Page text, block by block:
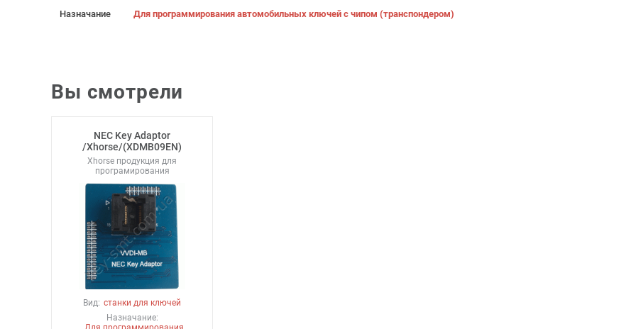
Назначание Для программирования автомобильных ключей с чипом (транспондером)
Вы смотрели
NEC Key Adaptor
/Xhorse/(XDMB09EN)
Xhorse продукция для
програмирования
Вид: станки для ключей
Назначание: